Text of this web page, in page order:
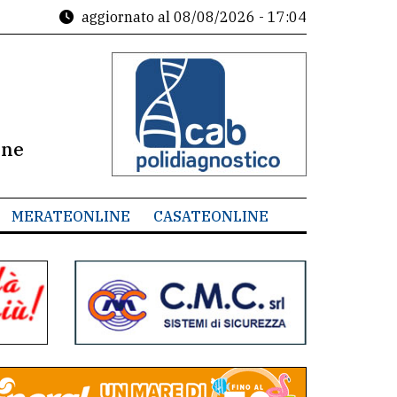
aggiornato al 08/08/2026 - 17:04
MERATEONLINE CASATEONLINE